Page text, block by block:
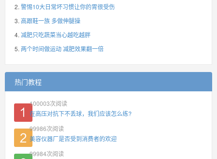
警惕10大日常坏习惯让你的胃很受伤
高跟鞋一族 多做伸腿操
减肥只吃蔬菜当心越吃越胖
两个时间做运动 减肥效果翻一倍
热门教程
100003次阅读
在高压对抗下不丢球，我们应该怎么练?
99986次阅读
美容仪器厂是否受到消费者的欢迎
99984次阅读